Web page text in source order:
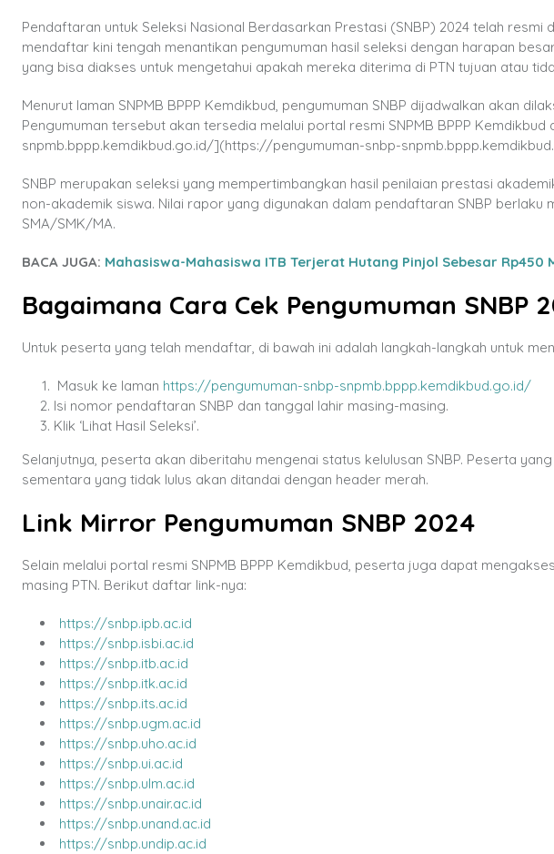
Pendaftaran untuk Seleksi Nasional Berdasarkan Prestasi (SNBP) 2024 telah
mendaftar kini tengah menantikan pengumuman hasil seleksi dengan harapan
yang bisa diakses untuk mengetahui apakah mereka diterima di PTN tujuan atau
Menurut laman SNPMB BPPP Kemdikbud, pengumuman SNBP dijadwalkan akan
Pengumuman tersebut akan tersedia melalui portal resmi SNPMB BPPP
snpmb.bppp.kemdikbud.go.id/](https://pengumuman-snbp-
SNBP merupakan seleksi yang mempertimbangkan hasil penilaian prestasi
non-akademik siswa. Nilai rapor yang digunakan dalam pendaftaran SNBP berlaku
SMA/SMK/MA.
BACA JUGA: Mahasiswa-Mahasiswa ITB Terjerat Hutang Pinjol Sebesar Rp450
Bagaimana Cara Cek Pengumuman SNBP
Untuk peserta yang telah mendaftar, di bawah ini adalah langkah-langkah untuk
Masuk ke laman https://pengumuman-snbp-snpmb.bppp.kemdikbud.go.id/
Isi nomor pendaftaran SNBP dan tanggal lahir masing-masing.
Klik ‘Lihat Hasil Seleksi’.
Selanjutnya, peserta akan diberitahu mengenai status kelulusan SNBP. Peserta
sementara yang tidak lulus akan ditandai dengan header merah.
Link Mirror Pengumuman SNBP 2024
Selain melalui portal resmi SNPMB BPPP Kemdikbud, peserta juga dapat
masing PTN. Berikut daftar link-nya:
https://snbp.ipb.ac.id
https://snbp.isbi.ac.id
https://snbp.itb.ac.id
https://snbp.itk.ac.id
https://snbp.its.ac.id
https://snbp.ugm.ac.id
https://snbp.uho.ac.id
https://snbp.ui.ac.id
https://snbp.ulm.ac.id
https://snbp.unair.ac.id
https://snbp.unand.ac.id
https://snbp.undip.ac.id